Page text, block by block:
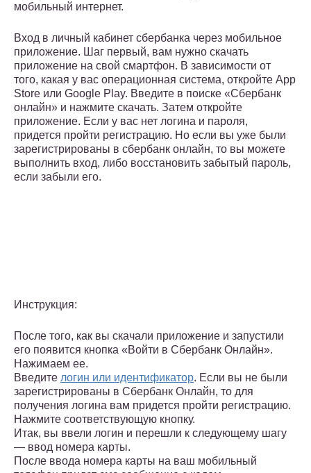
мобильный интернет.
Вход в личный кабинет сбербанка через мобильное
приложение. Шаг первый, вам нужно скачать
приложение на свой смартфон. В зависимости от
того, какая у вас операционная система, откройте App
Store или Google Play. Введите в поиске «Сбербанк
онлайн» и нажмите скачать. Затем откройте
приложение. Если у вас нет логина и пароля,
придется пройти регистрацию. Но если вы уже были
зарегистрированы в сбербанк онлайн, то вы можете
выполнить вход, либо восстановить забытый пароль,
если забыли его.
Инструкция:
После того, как вы скачали приложение и запустили
его появится кнопка «Войти в Сбербанк Онлайн».
Нажимаем ее.
Введите логин или идентификатор. Если вы не были
зарегистрированы в Сбербанк Онлайн, то для
получения логина вам придется пройти регистрацию.
Нажмите соответствующую кнопку.
Итак, вы ввели логин и перешли к следующему шагу
— ввод номера карты.
После ввода номера карты на ваш мобильный